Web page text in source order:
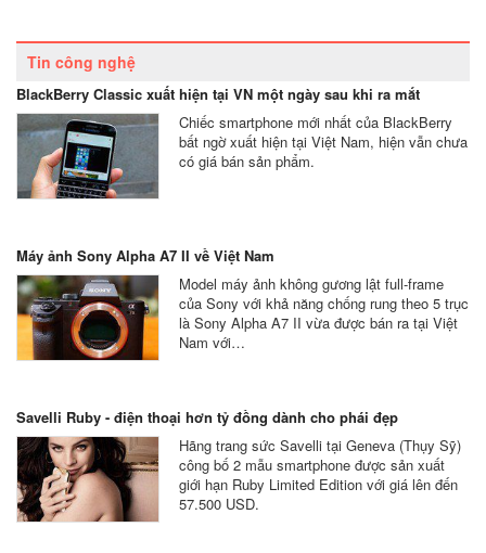
Tin công nghệ
BlackBerry Classic xuất hiện tại VN một ngày sau khi ra mắt
Chiếc smartphone mới nhất của BlackBerry
bất ngờ xuất hiện tại Việt Nam, hiện vẫn chưa
có giá bán sản phẩm.
Máy ảnh Sony Alpha A7 II về Việt Nam
Model máy ảnh không gương lật full-frame
của Sony với khả năng chống rung theo 5 trục
là Sony Alpha A7 II vừa được bán ra tại Việt
Nam với…
Savelli Ruby - điện thoại hơn tỷ đồng dành cho phái đẹp
Hãng trang sức Savelli tại Geneva (Thụy Sỹ)
công bố 2 mẫu smartphone được sản xuất
giới hạn Ruby Limited Edition với giá lên đến
57.500 USD.